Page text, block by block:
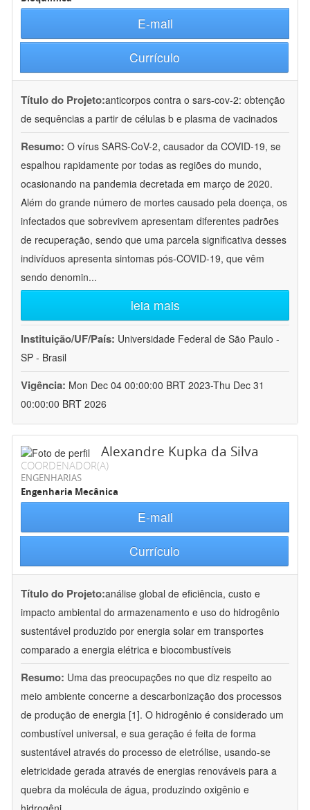
E-mail
Currículo
Título do Projeto:anticorpos contra o sars-cov-2: obtenção
de sequências a partir de células b e plasma de vacinados
Resumo: O vírus SARS-CoV-2, causador da COVID-19, se
espalhou rapidamente por todas as regiões do mundo,
ocasionando na pandemia decretada em março de 2020.
Além do grande número de mortes causado pela doença, os
infectados que sobrevivem apresentam diferentes padrões
de recuperação, sendo que uma parcela significativa desses
indivíduos apresenta sintomas pós-COVID-19, que vêm
sendo denomin...
leia mais
Instituição/UF/País: Universidade Federal de São Paulo -
SP - Brasil
Vigência: Mon Dec 04 00:00:00 BRT 2023-Thu Dec 31
00:00:00 BRT 2026
Alexandre Kupka da Silva
COORDENADOR(A)
ENGENHARIAS
Engenharia Mecânica
E-mail
Currículo
Título do Projeto:análise global de eficiência, custo e
impacto ambiental do armazenamento e uso do hidrogênio
sustentável produzido por energia solar em transportes
comparado a energia elétrica e biocombustíveis
Resumo: Uma das preocupações no que diz respeito ao
meio ambiente concerne a descarbonização dos processos
de produção de energia [1]. O hidrogênio é considerado um
combustível universal, e sua geração é feita de forma
sustentável através do processo de eletrólise, usando-se
eletricidade gerada através de energias renováveis para a
quebra da molécula de água, produzindo oxigênio e